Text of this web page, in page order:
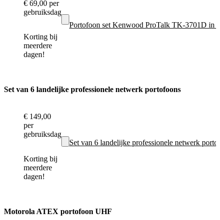
€ 69,00 per
gebruiksdag
Korting bij
meerdere
dagen!
Portofoon set Kenwood ProTalk TK-3701D in
Set van 6 landelijke professionele netwerk portofoons
€ 149,00
per
gebruiksdag
Korting bij
meerdere
dagen!
Set van 6 landelijke professionele netwerk
Motorola ATEX portofoon UHF